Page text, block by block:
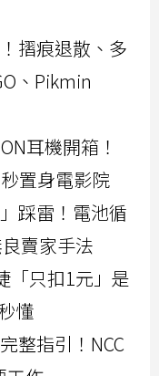
摺痕退散、多
、Pikmin
耳機開箱！
置身電影院
踩雷！電池循
賣家手法
「只扣1元」是
懂
整指引！NCC